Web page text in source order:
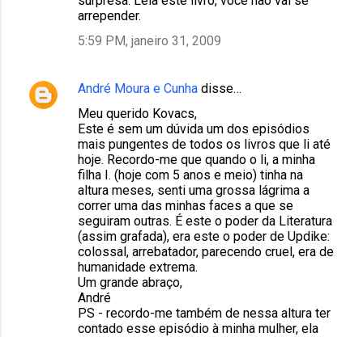
arrepender.
5:59 PM, janeiro 31, 2009
André Moura e Cunha disse…
Meu querido Kovacs,
Este é sem um dúvida um dos episódios
mais pungentes de todos os livros que li até
hoje. Recordo-me que quando o li, a minha
filha I. (hoje com 5 anos e meio) tinha na
altura meses, senti uma grossa lágrima a
correr uma das minhas faces a que se
seguiram outras. É este o poder da Literatura
(assim grafada), era este o poder de Updike:
colossal, arrebatador, parecendo cruel, era de
humanidade extrema.
Um grande abraço,
André
PS - recordo-me também de nessa altura ter
contado esse episódio à minha mulher, ela